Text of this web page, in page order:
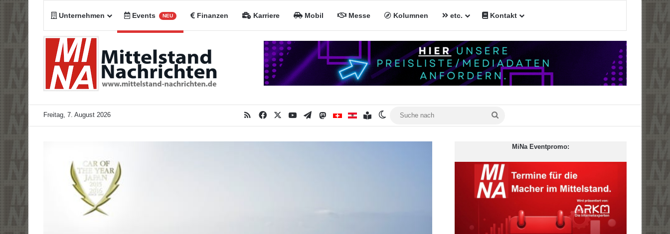
Unternehmen Events NEU Finanzen Karriere Mobil Messe Kolumnen etc. Kontakt
Freitag, 7. August 2026 RSSFacebookYouTubeTelegramMastodonMiNa CHMiNa AT
Inhaltsverzeichnis
Skin umschalten
MiNa Eventpromo: